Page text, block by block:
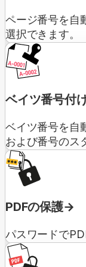
ページ番号を自
選択できます。
ベイツ番号付
ベイツ番号を自
および番号のス
PDFの保護
パスワードで